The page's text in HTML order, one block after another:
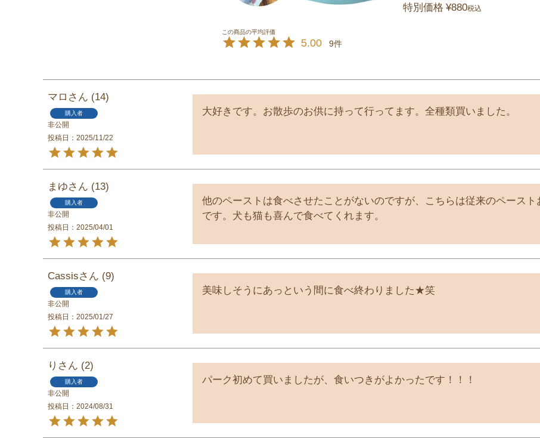
特別価格 ¥880税込
5.00 9
マロ 14
購入者
非公開
投稿日
2025/11/22
大好きです。お散歩のお供に持って行ってます。全種類買いました。
まゆ 13
購入者
非公開
投稿日
2025/04/01
他のペーストは食べさせたことがないのですが、こちらは従来のペース
です。犬も猫も喜んで食べてくれます。
Cassis 9
購入者
非公開
投稿日
2025/01/27
美味しそうにあっという間に食べ終わりました★笑
り 2
購入者
非公開
投稿日
2024/08/31
パーク初めて買いましたが、食いつきがよかったです！！！